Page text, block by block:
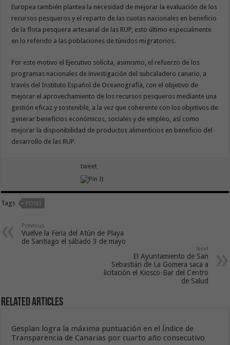
Europea también plantea la necesidad de mejorar la evaluación de los
recursos pesqueros y el reparto de las cuotas nacionales en beneficio
de la flota pesquera artesanal de las RUP, esto último especialmente
en lo referido a las poblaciones de túnidos migratorios.
Por este motivo el Ejecutivo solicita, asimismo, el refuerzo de los
programas nacionales de investigación del subcaladero canario, a
través del Instituto Español de Oceanografía, con el objetivo de
mejorar el aprovechamiento de los recursos pesqueros mediante una
gestión eficaz y sostenible, a la vez que coherente con los objetivos de
generar beneficios económicos, sociales y de empleo, así como
mejorar la disponibilidad de productos alimenticios en beneficio del
desarrollo de las RUP.
tweet
Tags POSEI
Previous
Vuelve la Feria del Atún de Playa
de Santiago el sábado 3 de mayo
Next
El Ayuntamiento de San
Sebastián de La Gomera saca a
licitación el Kiosco-Bar del Centro
de Salud
Related Articles
Gesplan logra la máxima puntuación en el Índice de
Transparencia de Canarias por cuarto año consecutivo